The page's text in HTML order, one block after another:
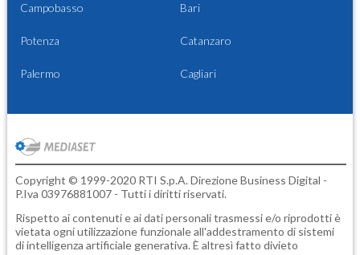
Campobasso Bari
Potenza Catanzaro
Palermo Cagliari
Copyright © 1999-2020 RTI S.p.A. Direzione Business Digital -
P.Iva 03976881007 - Tutti i diritti riservati.
Rispetto ai contenuti e ai dati personali trasmessi e/o riprodotti è
vietata ogni utilizzazione funzionale all'addestramento di sistemi
di intelligenza artificiale generativa. È altresì fatto divieto